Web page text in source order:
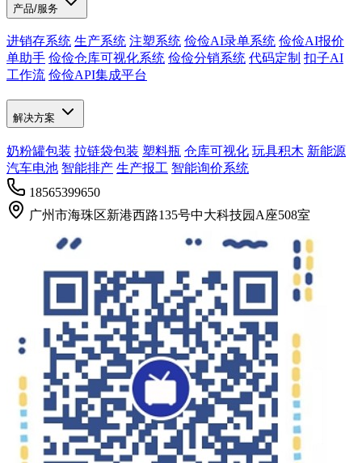
产品/服务
进销存系统 生产系统 注塑系统 俭俭AI录单系统 俭俭AI报价
单助手 俭俭仓库可视化系统 俭俭分销系统 代码定制 扣子AI
工作流 俭俭API集成平台
解决方案
奶粉罐包装 拉链袋包装 塑料瓶 仓库可视化 玩具积木 新能源
汽车电池 智能排产 生产报工 智能询价系统
18565399650
广州市海珠区新港西路135号中大科技园A座508室